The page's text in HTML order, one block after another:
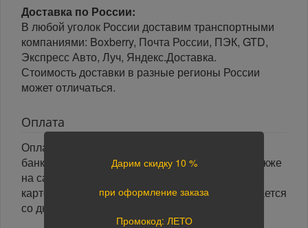
Доставка по России:
В любой уголок России доставим транспортными
компаниями: Boxberry, Почта России, ПЭК, GTD,
Экспресс Авто, Луч, Яндекс.Доставка.
Стоимость доставки в разные регионы России
может отличаться.
Оплата
Оплата заказа осуществляется наличными или
банковской картой курьеру при получении, а также
на сайте при оформлении заказа. При оплате
картой на сайте указанный срок доставки считается
со дня поступления оплаты.
Дарим скидку 10 %
при оформление заказа
Промокод: ЛЕТО